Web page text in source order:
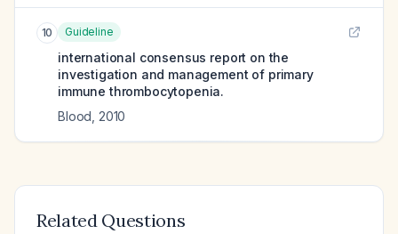
10 Guideline
international consensus report on the
investigation and management of primary
immune thrombocytopenia.
Blood 2010
Related Questions